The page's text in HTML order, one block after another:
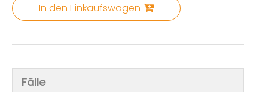
In den Einkaufswagen
Fälle